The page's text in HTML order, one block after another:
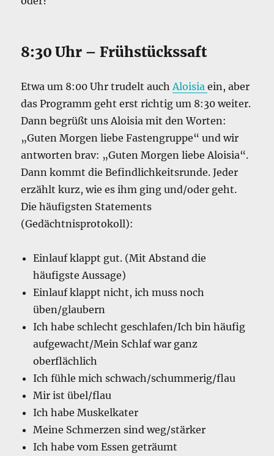
8:30 Uhr – Frühstückssaft
Etwa um 8:00 Uhr trudelt auch Aloisiaein, aber
das Programm geht erst richtig um 8:30 weiter.
Dann begrüßt uns Aloisia mit den Worten:
„Guten Morgen liebe Fastengruppe“ und wir
antworten brav: „Guten Morgen liebe Aloisia“.
Dann kommt die Befindlichkeitsrunde. Jeder
erzählt kurz, wie es ihm ging und/oder geht.
Die häufigsten Statements
(Gedächtnisprotokoll):
Einlauf klappt gut. (Mit Abstand die
häufigste Aussage)
Einlauf klappt nicht, ich muss noch
üben/glaubern
Ich habe schlecht geschlafen/Ich bin häufig
aufgewacht/Mein Schlaf war ganz
oberflächlich
Ich fühle mich schwach/schummerig/flau
Mir ist übel/flau
Ich habe Muskelkater
Meine Schmerzen sind weg/stärker
Ich habe vom Essen geträumt